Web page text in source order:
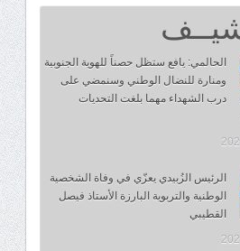
الحالمي: يافع ستظل حصناً للهوية الجنوبية
ومنارة للنضال الوطني وسنمضي على
درب الشهداء مهما بلغت التحديات
الرئيس الزُبيدي يعزّي في وفاة الشخصية
الوطنية والتربوية البارزة الأستاذ فيصل
القطيبي